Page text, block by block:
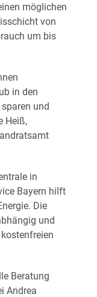
möglichen
von
um bis
in den
und
Heiß,
in
Bayern hilft
Die
und
Beratung
Andrea